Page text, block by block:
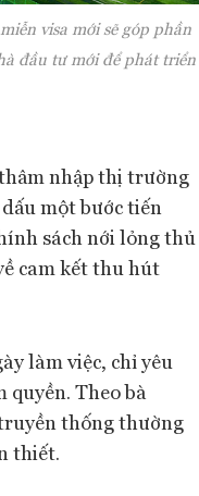
visa mới sẽ góp phần
đầu tư mới để phát triển
nhập thị trường
một bước tiến
sách nới lỏng thủ
cam kết thu hút
làm việc, chỉ yêu
quyền. Theo bà
thống thường
thiết.